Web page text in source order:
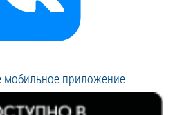
мобильное приложение